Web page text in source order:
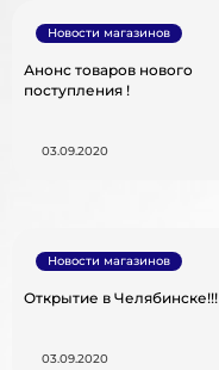
Анонс товаров нового
поступления !
Новости магазинов
03.09.2020
Открытие в Челябинске!!!
Новости магазинов
03.09.2020